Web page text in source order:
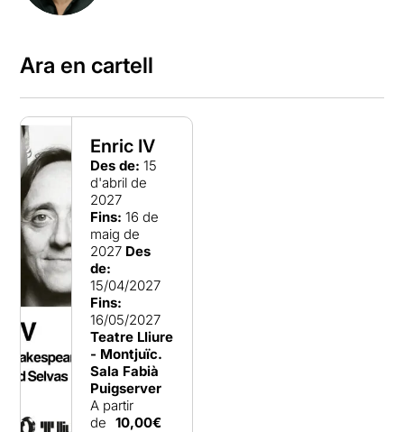
Ara en cartell
Enric IV
Des de: 15
d'abril de
2027
Fins: 16 de
maig de
2027 Des
de:
15/04/2027
Fins:
16/05/2027
Teatre Lliure
- Montjuïc.
Sala Fabià
Puigserver
A partir
de 10,00€